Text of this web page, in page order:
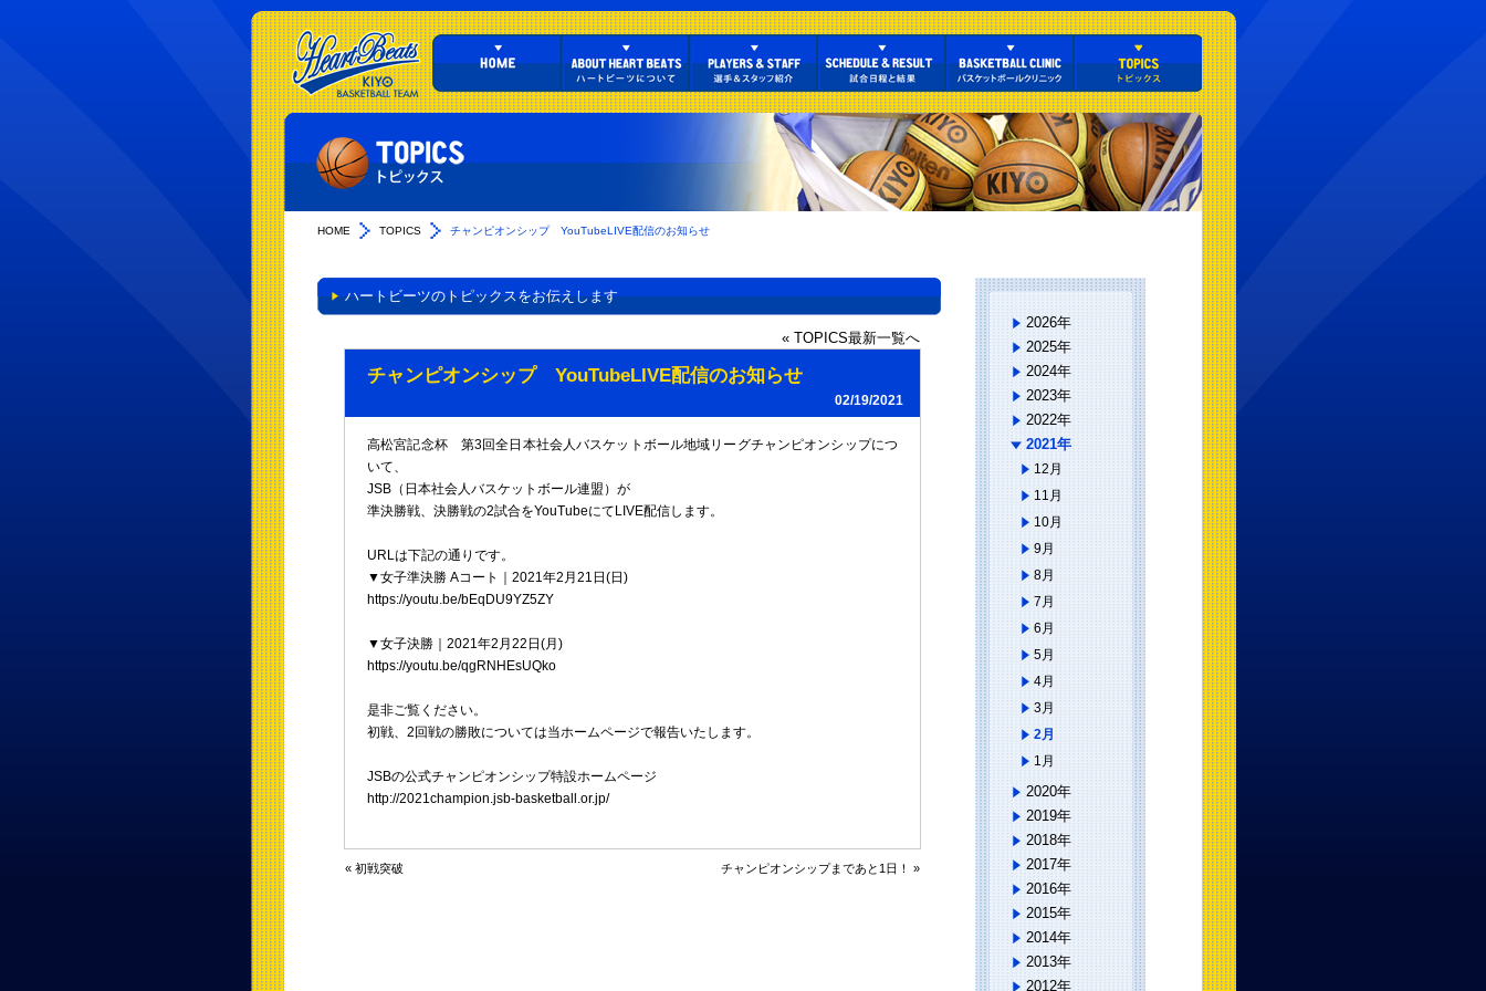
HOME TOPICS チャンピオンシップ YouTubeLIVE配信のお知らせ
ハートビーツのトピックスをお伝えします
« TOPICS最新一覧へ
チャンピオンシップ YouTubeLIVE配信のお知らせ
02/19/2021
高松宮記念杯 第3回全日本社会人バスケットボール地域リーグチャンピオンシップにつ
いて、
JSB（日本社会人バスケットボール連盟）が
準決勝戦、決勝戦の2試合をYouTubeにてLIVE配信します。
URLは下記の通りです。
▼女子準決勝 Aコート｜2021年2月21日(日)
https://youtu.be/bEqDU9YZ5ZY
▼女子決勝｜2021年2月22日(月)
https://youtu.be/qgRNHEsUQko
是非ご覧ください。
初戦、2回戦の勝敗については当ホームページで報告いたします。
JSBの公式チャンピオンシップ特設ホームページ
http://2021champion.jsb-basketball.or.jp/
« 初戦突破 チャンピオンシップまであと1日！ »
2026年
2025年
2024年
2023年
2022年
2021年
12月
11月
10月
9月
8月
7月
6月
5月
4月
3月
2月
1月
2020年
2019年
2018年
2017年
2016年
2015年
2014年
2013年
2012年